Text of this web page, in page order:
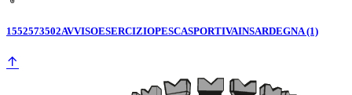
1552573502AVVISOESERCIZIOPESCASPORTIVAINSARDEGNA (1)